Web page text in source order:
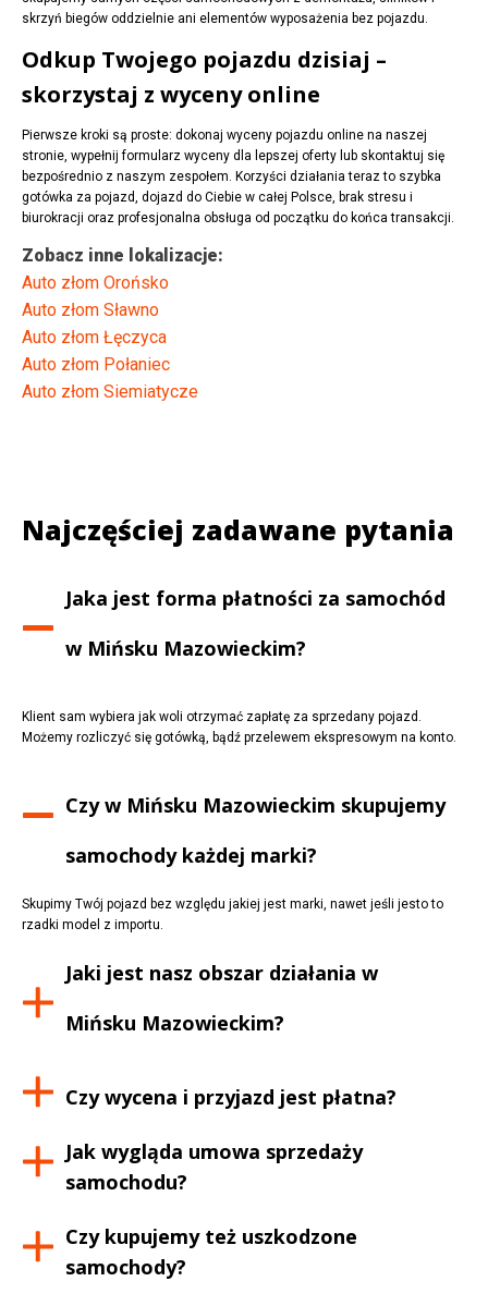
skrzyń biegów oddzielnie ani elementów wyposażenia bez pojazdu.
Odkup Twojego pojazdu dzisiaj –
skorzystaj z wyceny online
Pierwsze kroki są proste: dokonaj wyceny pojazdu online na naszej
stronie, wypełnij formularz wyceny dla lepszej oferty lub skontaktuj się
bezpośrednio z naszym zespołem. Korzyści działania teraz to szybka
gotówka za pojazd, dojazd do Ciebie w całej Polsce, brak stresu i
biurokracji oraz profesjonalna obsługa od początku do końca transakcji.
Zobacz inne lokalizacje:
Auto złom Orońsko
Auto złom Sławno
Auto złom Łęczyca
Auto złom Połaniec
Auto złom Siemiatycze
Najczęściej zadawane pytania
Jaka jest forma płatności za samochód
w Mińsku Mazowieckim?
Klient sam wybiera jak woli otrzymać zapłatę za sprzedany pojazd.
Możemy rozliczyć się gotówką, bądź przelewem ekspresowym na konto.
Czy w Mińsku Mazowieckim skupujemy
samochody każdej marki?
Skupimy Twój pojazd bez względu jakiej jest marki, nawet jeśli jesto to
rzadki model z importu.
Jaki jest nasz obszar działania w
Mińsku Mazowieckim?
Czy wycena i przyjazd jest płatna?
Jak wygląda umowa sprzedaży
samochodu?
Czy kupujemy też uszkodzone
samochody?